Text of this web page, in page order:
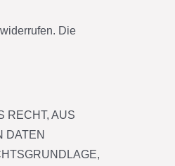
Die
RECHT, AUS
DATEN